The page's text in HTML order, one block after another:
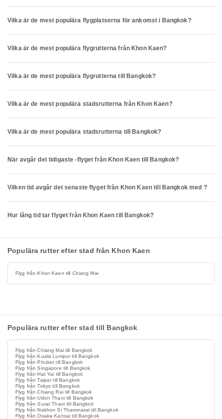
Vilka är de mest populära flygplatserna för ankomst i Bangkok?
Vilka är de mest populära flygrutterna från Khon Kaen?
Vilka är de mest populära flygrutterna till Bangkok?
Vilka är de mest populära stadsrutterna från Khon Kaen?
Vilka är de mest populära stadsrutterna till Bangkok?
När avgår det tidigaste -flyget från Khon Kaen till Bangkok?
Vilken tid avgår det senaste flyget från Khon Kaen till Bangkok med ?
Hur lång tid tar flyget från Khon Kaen till Bangkok?
Populära rutter efter stad från Khon Kaen
Flyg från Khon Kaen till Chiang Mai
Populära rutter efter stad till Bangkok
Flyg från Chiang Mai till Bangkok
Flyg från Kuala Lumpur till Bangkok
Flyg från Phuket till Bangkok
Flyg från Singapore till Bangkok
Flyg från Hat Yai till Bangkok
Flyg från Taipei till Bangkok
Flyg från Tokyo till Bangkok
Flyg från Chiang Rai till Bangkok
Flyg från Udon Thani till Bangkok
Flyg från Surat Thani till Bangkok
Flyg från Nakhon Si Thammarat till Bangkok
Flyg från Osaka Kansai till Bangkok